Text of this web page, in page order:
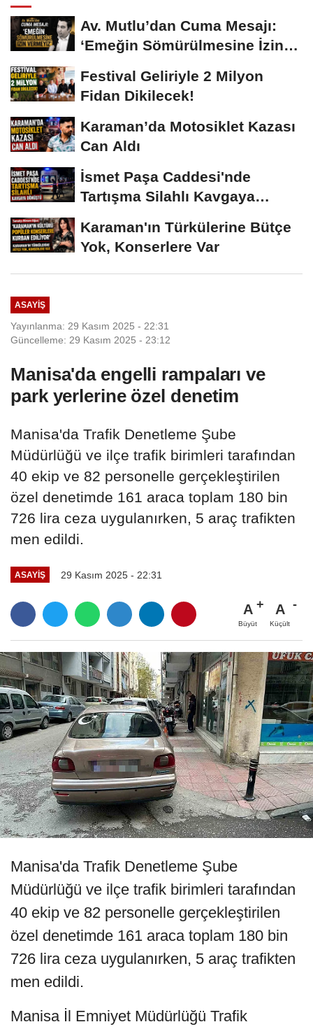
Av. Mutlu’dan Cuma Mesajı:
‘Emeğin Sömürülmesine İzin
Festival Geliriyle 2 Milyon
Fidan Dikilecek!
Karaman’da Motosiklet Kazası
Can Aldı
İsmet Paşa Caddesi'nde
Tartışma Silahlı Kavgaya
Karaman'ın Türkülerine Bütçe
Yok, Konserlere Var
ASAYIŞ
Yayınlanma: 29 Kasım 2025 - 22:31
Güncelleme: 29 Kasım 2025 - 23:12
Manisa'da engelli rampaları ve
park yerlerine özel denetim
Manisa'da Trafik Denetleme Şube
Müdürlüğü ve ilçe trafik birimleri tarafından
40 ekip ve 82 personelle gerçekleştirilen
özel denetimde 161 araca toplam 180 bin
726 lira ceza uygulanırken, 5 araç trafikten
men edildi.
ASAYIŞ 29 Kasım 2025 - 22:31
A
Büyüt
A
Küçült
Manisa'da Trafik Denetleme Şube
Müdürlüğü ve ilçe trafik birimleri tarafından
40 ekip ve 82 personelle gerçekleştirilen
özel denetimde 161 araca toplam 180 bin
726 lira ceza uygulanırken, 5 araç trafikten
men edildi.
Manisa İl Emniyet Müdürlüğü Trafik